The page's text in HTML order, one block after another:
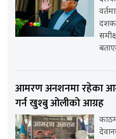
दशक
आमरण अनशनमा रहेका
गर्न खुश्बु ओलीको आग्रह